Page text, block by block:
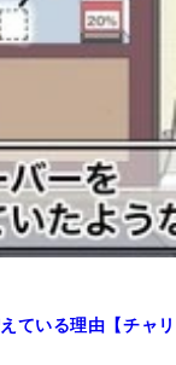
ている理由【チャリ